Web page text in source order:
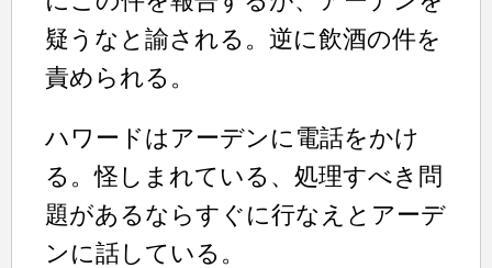
疑うなと諭される。逆に飲酒の件を
責められる。
ハワードはアーデンに電話をかけ
る。怪しまれている、処理すべき問
題があるならすぐに行なえとアーデ
ンに話している。